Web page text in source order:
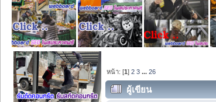
หน้า: [1]2 3 ...26
ผู้เขียน